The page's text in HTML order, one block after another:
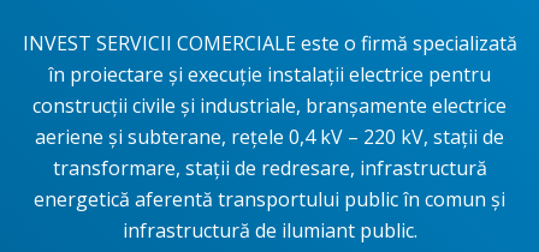
INVEST SERVICII COMERCIALE este o firmă specializată
în proiectare și execuție instalații electrice pentru
construcţii civile şi industriale, branşamente electrice
aeriene şi subterane, rețele 0,4 kV – 220 kV, stații de
transformare, stații de redresare, infrastructură
energetică aferentă transportului public în comun și
infrastructură de ilumiant public.